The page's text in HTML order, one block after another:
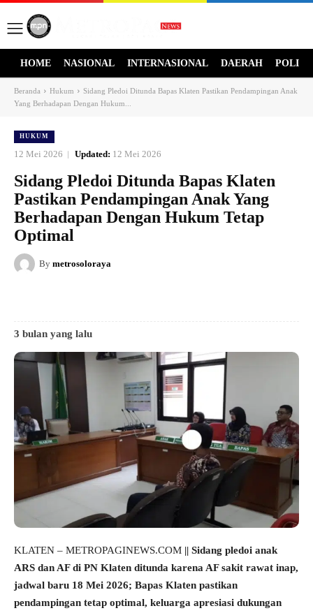
HOME NASIONAL INTERNASIONAL DAERAH
Beranda Hukum
Sidang Pledoi Ditunda Bapas Klaten Pastikan Pendampingan Anak
Yang Berhadapan Dengan Hukum...
HUKUM
12 Mei 2026 Updated: 12 Mei 2026
Sidang Pledoi Ditunda Bapas Klaten
Pastikan Pendampingan Anak Yang
Berhadapan Dengan Hukum Tetap
Optimal
By metrosoloraya
3 bulan yang lalu
KLATEN – METROPAGINEWS.COM || Sidang pledoi anak
ARS dan AF di PN Klaten ditunda karena AF sakit rawat inap,
jadwal baru 18 Mei 2026; Bapas Klaten pastikan
pendampingan tetap optimal, keluarga apresiasi dukungan